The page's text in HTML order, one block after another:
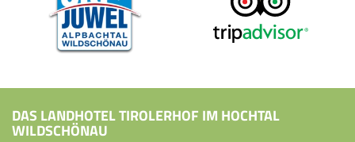
DAS LANDHOTEL TIROLERHOF IM HOCHTAL
WILDSCHÖNAU